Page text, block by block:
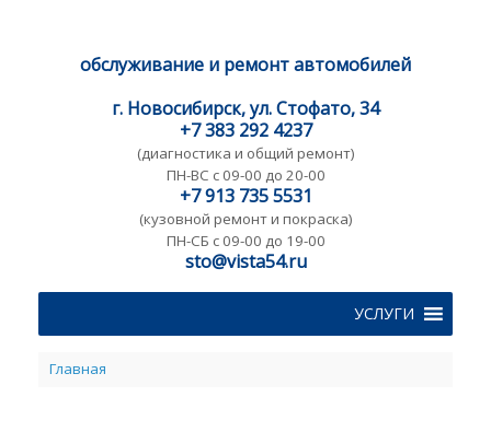
обслуживание и ремонт автомобилей
г. Новосибирск, ул. Стофато, 34
+7 383 292 4237
(диагностика и общий ремонт)
ПН-ВС с 09-00 до 20-00
+7 913 735 5531
(кузовной ремонт и покраска)
ПН-CБ с 09-00 до 19-00
sto@vista54.ru
УСЛУГИ
Главная